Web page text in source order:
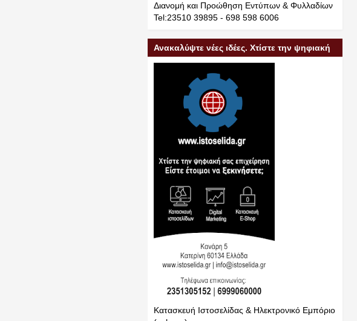
Διανομή και Προώθηση Εντύπων & Φυλλαδίων
Tel:23510 39895 - 698 598 6006
Ανακαλύψτε νέες ιδέες. Χτίστε την ψηφιακή
σας επιχείρηση
Κατασκευή Ιστοσελίδας & Ηλεκτρονικό Εμπόριο